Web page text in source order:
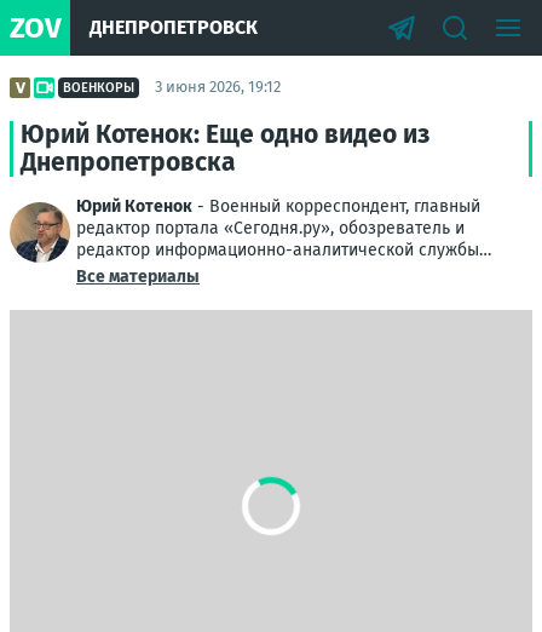
ZOV ДНЕПРОПЕТРОВСК
ВОЕНКОРЫ 3 июня 2026, 19:12
Юрий Котенок: Еще одно видео из
Днепропетровска
Юрий Котенок - Военный корреспондент, главный
редактор портала «Сегодня.ру», обозреватель и
редактор информационно-аналитической службы
Донбасса
Все материалы